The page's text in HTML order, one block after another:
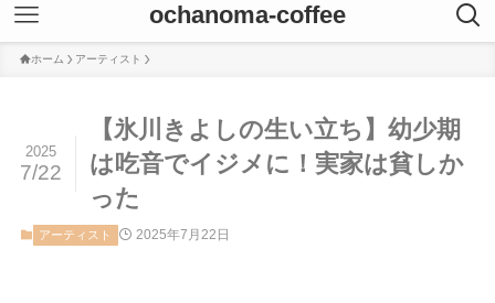
ochanoma-coffee
ホーム アーティスト
【氷川きよしの生い立ち】幼少期
は吃音でイジメに！実家は貧しか
った
2025
7/22
アーティスト 2025年7月22日